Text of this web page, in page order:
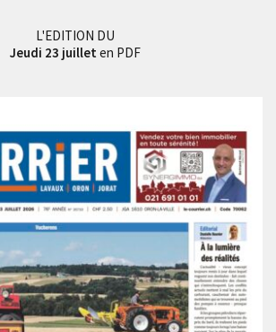
L'EDITION DU
Jeudi 23 juillet en PDF